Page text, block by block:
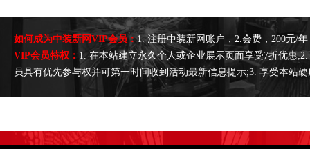
如何成为中装新网VIP会员：1. 注册中装新网账户，2.会费，200元/
VIP会员特权： 1. 在本站建立永久个人或企业展示页面享受7折优惠
员具有优先参与权并可第一时间收到活动最新信息提示;3. 享受本站